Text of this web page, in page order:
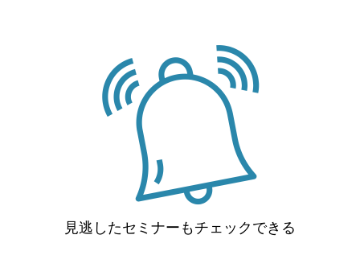
見逃したセミナーもチェックできる